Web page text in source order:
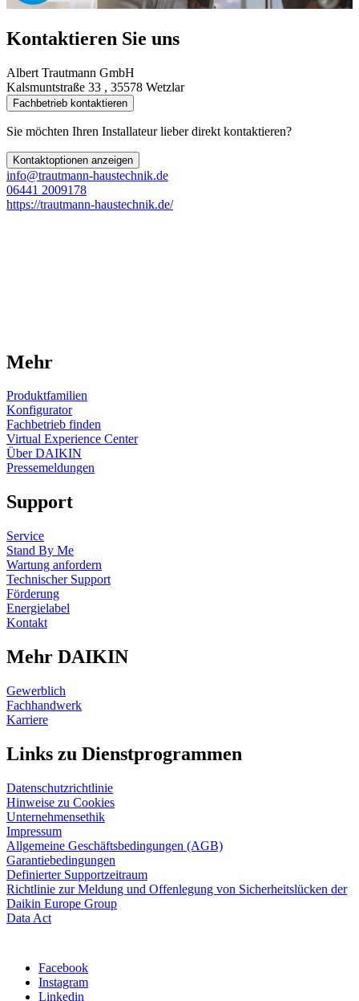
Kontaktieren Sie uns
Albert Trautmann GmbH
Kalsmuntstraße 33 , 35578 Wetzlar
Fachbetrieb kontaktieren
Sie möchten Ihren Installateur lieber direkt kontaktieren?
Kontaktoptionen anzeigen
info@trautmann-haustechnik.de
06441 2009178
https://trautmann-haustechnik.de/
Mehr
Produktfamilien
Konfigurator
Fachbetrieb finden
Virtual Experience Center
Über DAIKIN
Pressemeldungen
Support
Service
Stand By Me
Wartung anfordern
Technischer Support
Förderung
Energielabel
Kontakt
Mehr DAIKIN
Gewerblich
Fachhandwerk
Karriere
Links zu Dienstprogrammen
Datenschutzrichtlinie
Hinweise zu Cookies
Unternehmensethik
Impressum
Allgemeine Geschäftsbedingungen (AGB)
Garantiebedingungen
Definierter Supportzeitraum
Richtlinie zur Meldung und Offenlegung von Sicherheitslücken der
Daikin Europe Group
Data Act
Facebook
Instagram
Linkedin